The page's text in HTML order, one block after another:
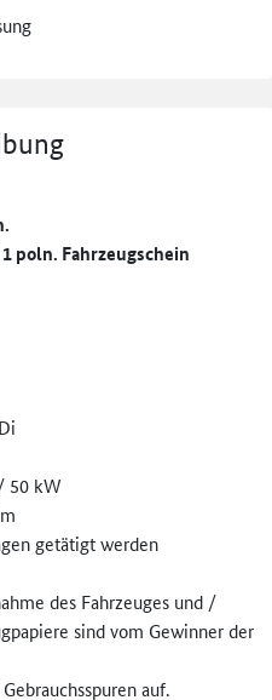
poln. Fahrzeugschein
50 kW
getätigt werden
des Fahrzeuges und /
sind vom Gewinner der
auf.